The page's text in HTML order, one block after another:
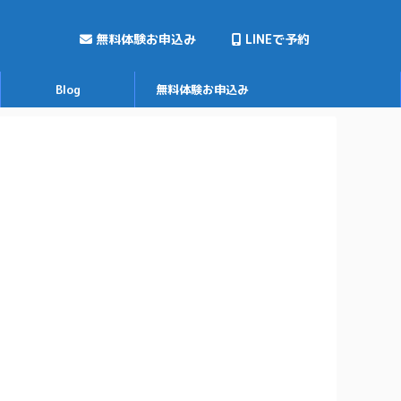
無料体験お申込み LINEで予約
Blog 無料体験お申込み